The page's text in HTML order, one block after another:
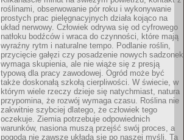
roślinami, obserwowanie pór roku i wykonywanie
prostych prac pielęgnacyjnych działa kojąco na
układ nerwowy. Człowiek odrywa się od cyfrowego
natłoku bodźców i wraca do czynności, które mają
wyraźny rytm i naturalne tempo. Podlanie roślin,
przycięcie gałęzi czy posadzenie nowych sadzonek
wymaga skupienia, ale nie wiąże się z presją
typową dla pracy zawodowej. Ogród może być
także doskonałą szkołą cierpliwości. W świecie, w
którym wiele rzeczy dzieje się natychmiast, natura
przypomina, że rozwój wymaga czasu. Roślina nie
zakwitnie szybciej dlatego, że człowiek tego
oczekuje. Ziemia potrzebuje odpowiednich
warunków, nasiona muszą przejść swój proces, a
pogoda nie zawsze układa się po naszej myśli. Ta